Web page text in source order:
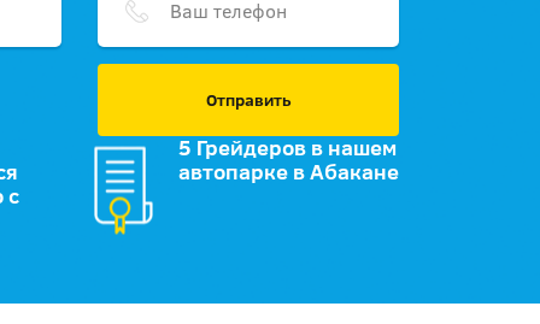
Отправить
с
5 Грейдеров в нашем
автопарке в Абакане